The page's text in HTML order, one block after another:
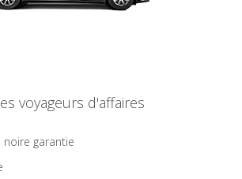
voyageurs d'affaires
noire garantie